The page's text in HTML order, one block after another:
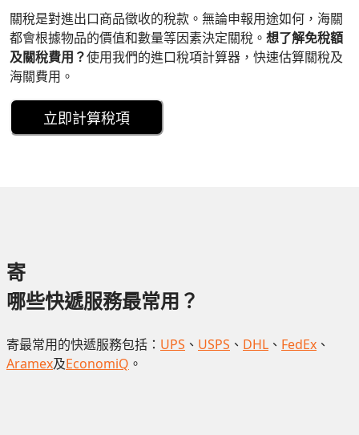
關稅是對進出口商品徵收的稅款。無論申報用途如何，海關
都會根據物品的價值和數量等因素決定關稅。 想了解免稅額
及關稅費用？使用我們的進口稅項計算器，快速估算關稅及
海關費用。
立即計算稅項
寄
哪些快遞服務最常用？
寄最常用的快遞服務包括： UPS 、 USPS 、 DHL 、 FedEx 、
Aramex及EconomiQ 。